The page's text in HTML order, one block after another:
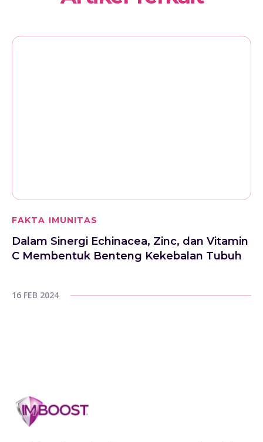
FAKTA IMUNITAS
Dalam Sinergi Echinacea, Zinc, dan Vitamin
C Membentuk Benteng Kekebalan Tubuh
16 FEB 2024